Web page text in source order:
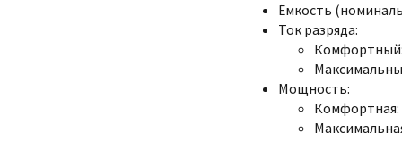
Ёмкость
Ток разряда:
Комфортный:
Мощность:
Комфортная: